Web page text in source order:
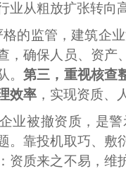
业从粗放扩张转向
的监管，建筑企
，确保人员、资产
。第三，重视核查
效率 ，实现资质、
业被撤资质，是
。靠投机取巧、敷
资质来之不易，维